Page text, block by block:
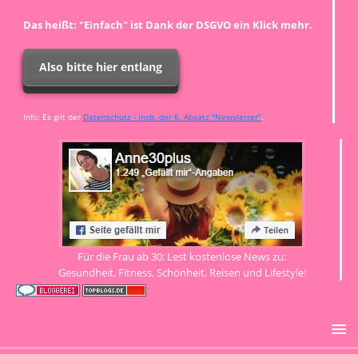
Das heißt: "Einfach" ist Dank der DSGVO ein Klick mehr.
Also bitte hier entlang
Info: Es gilt der Datenschutz - insb. der 6. Absatz "Newsletter".
Für die Frau ab 30: Lest kostenlose News zu:
Gesundheit, Fitness, Schönheit, Reisen und Lifestyle!